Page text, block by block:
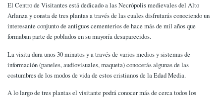
El Centro de Visitantes está dedicado a las Necrópolis medievales del Alto
Arlanza y consta de tres plantas a través de las cuales disfrutarás conociendo un
interesante conjunto de antiguos cementerios de hace más de mil años que
formaban parte de poblados en su mayoría desaparecidos.
La visita dura unos 30 minutos y a través de varios medios y sistemas de
información (paneles, audiovisuales, maqueta) conocerás algunas de las
costumbres de los modos de vida de estos cristianos de la Edad Media.
A lo largo de tres plantas el visitante podrá conocer más de cerca todos los